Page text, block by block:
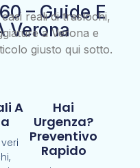
– Guide E
Verona
reali di traslochi,
a Verona e
giusto qui sotto.
A
Hai
Urgenza?
Preventivo
Rapido